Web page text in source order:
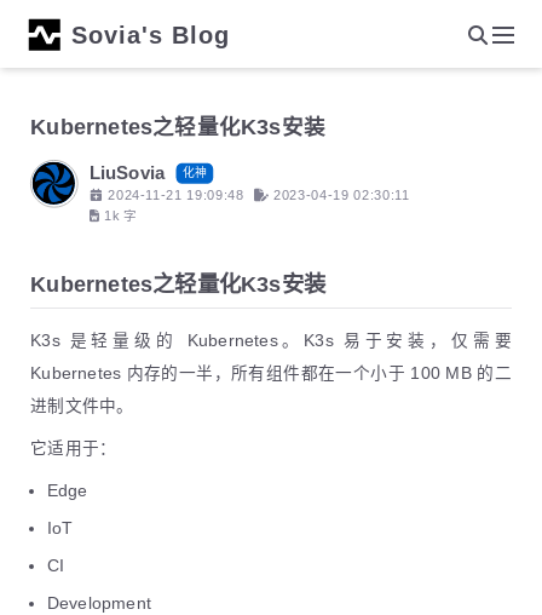
Sovia's Blog
Kubernetes之轻量化K3s安装
LiuSovia 化神
2024-11-21 19:09:48
2023-04-19 02:30:11
1k 字
Kubernetes之轻量化K3s安装
K3s 是轻量级的 Kubernetes。K3s 易于安装，仅需要
Kubernetes 内存的一半，所有组件都在一个小于 100 MB 的二
进制文件中。
它适用于：
Edge
IoT
CI
Development